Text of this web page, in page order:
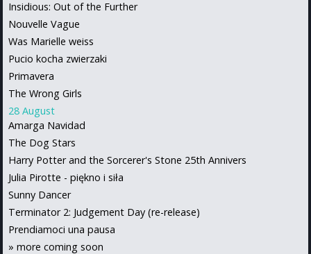
Insidious: Out of the Further
Nouvelle Vague
Was Marielle weiss
Pucio kocha zwierzaki
Primavera
The Wrong Girls
28 August
Amarga Navidad
The Dog Stars
Harry Potter and the Sorcerer's Stone 25th Annivers
Julia Pirotte - piękno i siła
Sunny Dancer
Terminator 2: Judgement Day (re-release)
Prendiamoci una pausa
» more coming soon